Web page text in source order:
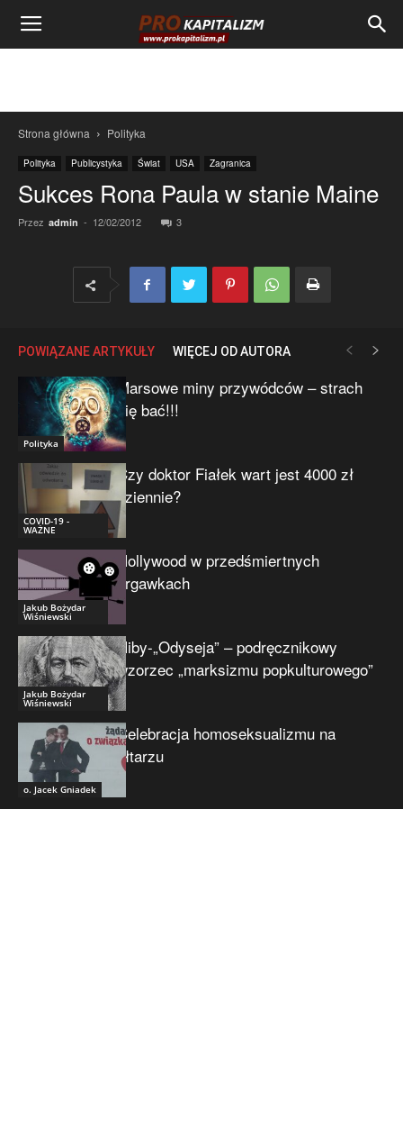
Strona główna Polityka
Polityka Publicystyka Świat USA Zagranica
Sukces Rona Paula w stanie Maine
Przez admin - 12/02/2012 3
POWIĄZANE ARTYKUŁY WIĘCEJ OD AUTORA
Polityka
Marsowe miny przywódców – strach
się bać!!!
COVID-19 -
WAŻNE
Czy doktor Fiałek wart jest 4000 zł
dziennie?
Jakub Bożydar
Wiśniewski
Hollywood w przedśmiertnych
drgawkach
Jakub Bożydar
Wiśniewski
Niby-„Odyseja” – podręcznikowy
wzorzec „marksizmu popkulturowego”
o. Jacek Gniadek
Celebracja homoseksualizmu na
ołtarzu